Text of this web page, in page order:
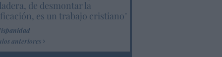
de desmontar la
es un trabajo cristiano"
anteriores